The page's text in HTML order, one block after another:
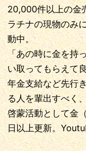
20,000件以上の金
ラチナの現物のみ
動中。
「あの時に金を持
い取ってもらえて
年金支給など先行
る人を輩出すべく
啓蒙活動として金
日以上更新。